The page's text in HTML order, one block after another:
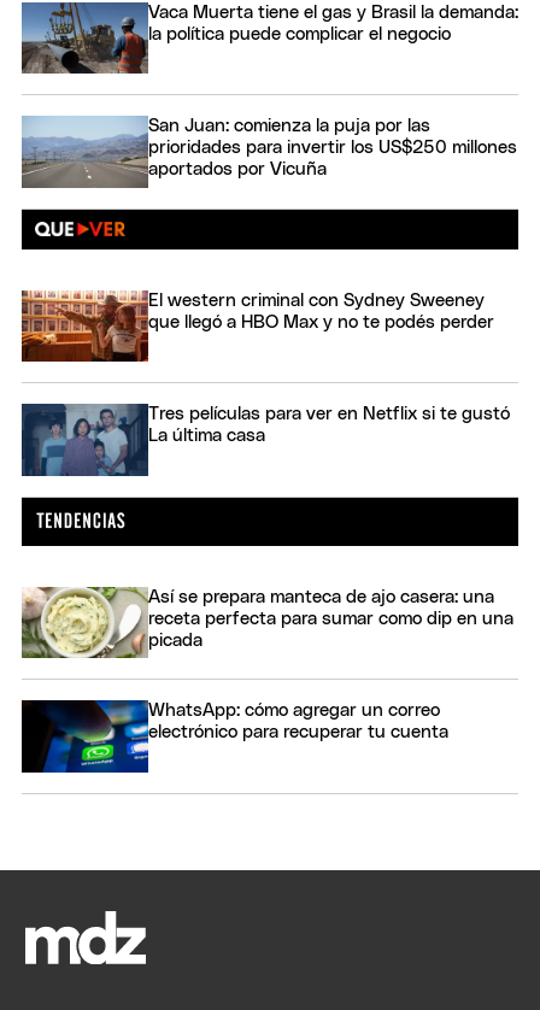
Vaca Muerta tiene el gas y Brasil la demanda:
la política puede complicar el negocio
San Juan: comienza la puja por las
prioridades para invertir los US$250 millones
aportados por Vicuña
El western criminal con Sydney Sweeney
que llegó a HBO Max y no te podés perder
Tres películas para ver en Netflix si te gustó
La última casa
Así se prepara manteca de ajo casera: una
receta perfecta para sumar como dip en una
picada
WhatsApp: cómo agregar un correo
electrónico para recuperar tu cuenta